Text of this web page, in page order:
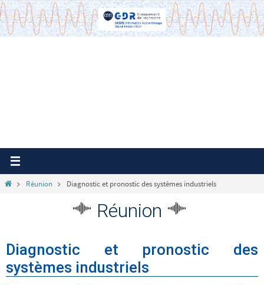
Passer
vers
le
HomeRéunion Diagnostic et pronostic des systèmes industriels
Réunion
Diagnostic et pronostic des
systèmes industriels